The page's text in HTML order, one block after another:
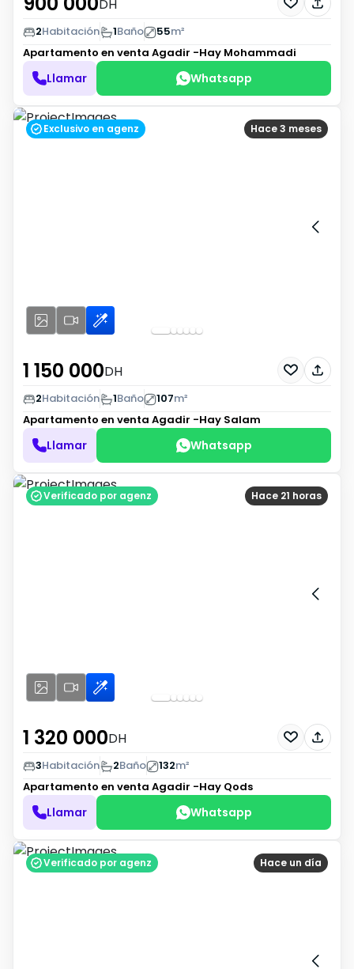
DH
2Habitación 1Baño 55m²
Apartamento en venta Agadir -Hay Mohammadi
Llamar Whatsapp
Hace 3 meses
Exclusivo en agenz
1 150 000DH
2Habitación 1Baño 107m²
Apartamento en venta Agadir -Hay Salam
Llamar Whatsapp
Hace 21 horas
Verificado por agenz
1 320 000DH
3Habitación 2Baño 132m²
Apartamento en venta Agadir -Hay Qods
Llamar Whatsapp
Hace un día
Verificado por agenz